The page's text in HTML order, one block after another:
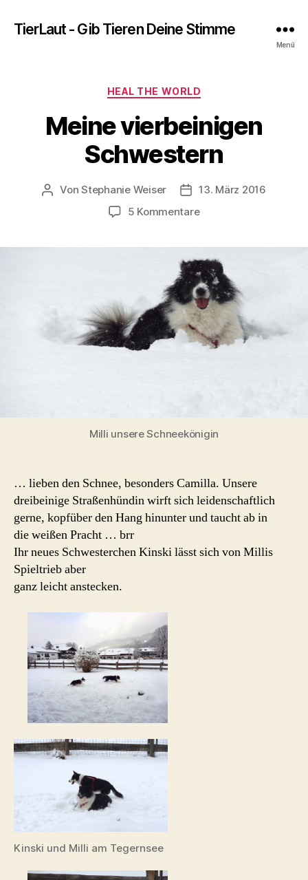
TierLaut - Gib Tieren Deine Stimme
Menü
Kategorien
HEAL THE WORLD
Meine vierbeinigen
Schwestern
Beitragsautor
VonStephanie Weiser Beitragsdatum
13. März 2016
5 Kommentarezu
Schwestern
Milli unsere Schneekönigin
… lieben den Schnee, besonders Camilla. Unsere
dreibeinige Straßenhündin wirft sich leidenschaftlich
gerne, kopfüber den Hang hinunter und taucht ab in
die weißen Pracht … brr
Ihr neues Schwesterchen Kinski lässt sich von Millis
Spieltrieb aber
ganz leicht anstecken.
Kinski und Milli am Tegernsee